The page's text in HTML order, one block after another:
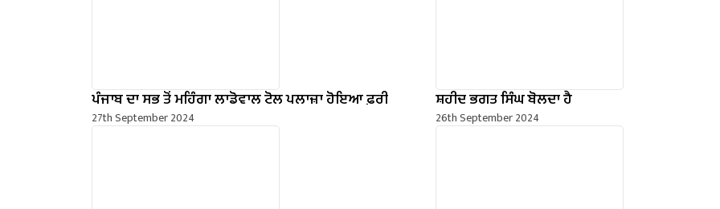
ਪੰਜਾਬ ਦਾ ਸਭ ਤੋਂ ਮਹਿੰਗਾ ਲਾਡੋਵਾਲ ਟੋਲ ਪਲਾਜ਼ਾ ਹੋਇਆ ਫ਼ਰੀ
27th September 2024
ਸ਼ਹੀਦ ਭਗਤ ਸਿੰਘ ਬੋਲਦਾ ਹੈ
26th September 2024